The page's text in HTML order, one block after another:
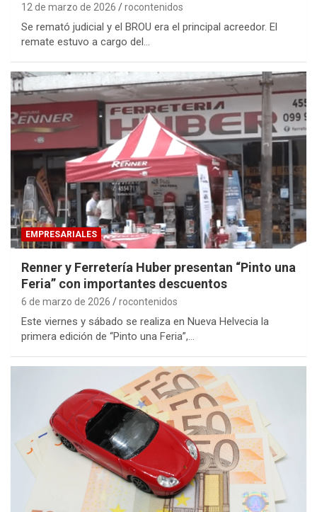
12 de marzo de 2026 rocontenidos
Se remató judicial y el BROU era el principal acreedor. El
remate estuvo a cargo del…
EMPRESARIALES
Renner y Ferretería Huber presentan “Pinto una
Feria” con importantes descuentos
6 de marzo de 2026 rocontenidos
Este viernes y sábado se realiza en Nueva Helvecia la
primera edición de “Pinto una Feria”,…